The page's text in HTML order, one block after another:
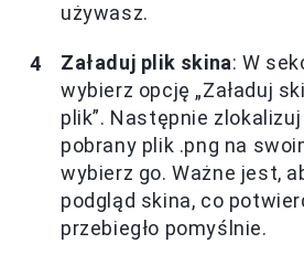
używasz.
Załaduj plik skina: W
wybierz opcję „Załaduj
plik”. Następnie
pobrany plik .png na
wybierz go. Ważne jest,
podgląd skina, co
przebiegło pomyślnie.